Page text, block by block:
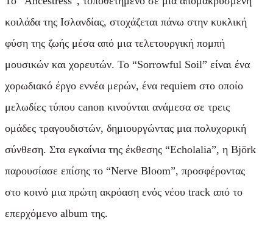
κοιλάδα της Ισλανδίας, στοχάζεται πάνω στην κυκλική
φύση της ζωής μέσα από μια τελετουργική πομπή
μουσικών και χορευτών. Το “Sorrowful Soil” είναι ένα
χορωδιακό έργο εννέα μερών, ένα requiem στο οποίο
μελωδίες τύπου canon κινούνται ανάμεσα σε τρεις
ομάδες τραγουδιστών, δημιουργώντας μια πολυχορική
σύνθεση. Στα εγκαίνια της έκθεσης “Echolalia”, η Björk
παρουσίασε επίσης το “Nerve Bloom”, προσφέροντας
στο κοινό μια πρώτη ακρόαση ενός νέου track από το
επερχόμενο album της.